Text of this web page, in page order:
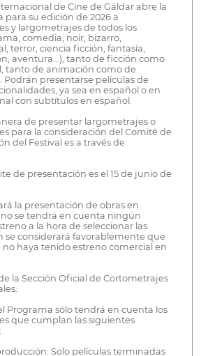
de Cine de Gáldar abre la
para su edición de 2026 a
y largometrajes de todos los
comedia, noir, bizarro,
terror, ciencia ficción, fantasía,
aventura...), tanto de ficción como
tanto de animación como de
Podrán presentarse películas de
ya sea en español o en
con subtítulos en español.
de presentar largometrajes o
para la consideración del Comité de
del Festival es a través de
de presentación es el 15 de junio de
la presentación de obras en
no se tendrá en cuenta ningún
a la hora de seleccionar las
se considerará favorablemente que
no haya tenido estreno comercial en
la Sección Oficial de Cortometrajes
Programa sólo tendrá en cuenta los
que cumplan las siguientes
Solo películas terminadas